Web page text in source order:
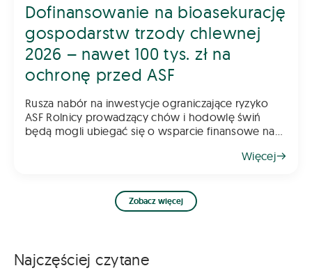
Dofinansowanie na bioasekurację
gospodarstw trzody chlewnej
2026 – nawet 100 tys. zł na
ochronę przed ASF
Rusza nabór na inwestycje ograniczające ryzyko
ASF Rolnicy prowadzący chów i hodowlę świń
będą mogli ubiegać się o wsparcie finansowe na
gospodarstwa. Pomoc ma na celu ograniczenie
Więcej
Zobacz więcej
Najczęściej czytane